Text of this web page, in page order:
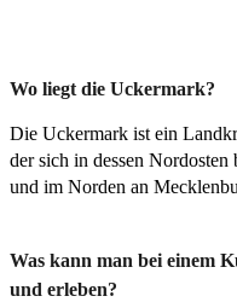
Wo liegt die Uckermark?
Die Uckermark ist ein
der sich in dessen
und im Norden an
Was kann man bei einem
und erleben?